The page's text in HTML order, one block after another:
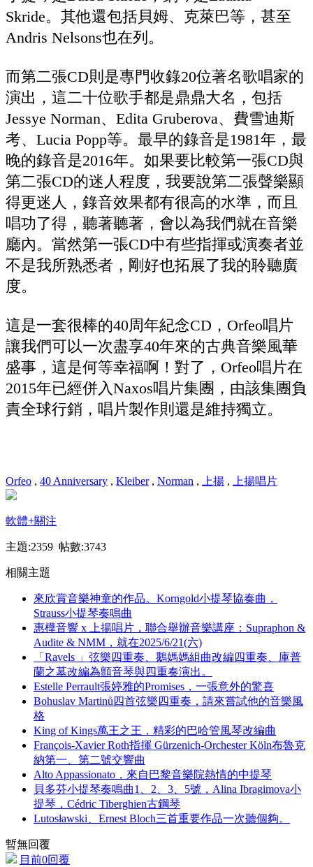
Skride。其他還包括貝姆、克萊巴等，甚至
Andris Nelsons也在列。
而第二張CD則是專門收錄20位著名歌唱家的
演出，這二十位歌手都是鼎鼎大名，包括
Jessye Norman、Edita Gruberova、費雪迪斯
考、Lucia Popp等。最早的錄音是1981年，最
晚的錄音是2016年。如果要比較第一張CD與
第二張CD的迷人程度，我要說第二張聲樂顯
得更迷人，錄音效果都有很高的水準，而且
唱功了得，聽著聽著，會以為我們就在音樂
廳內。當然第一張CD中有些指揮或演奏者並
不是我所熟悉者，剛好也拓展了我的聆聽廣
度。
這是一套很棒的40周年紀念CD，Orfeo唱片
讓我們可以一次盡享40年來的古典音樂風華
盛事，這是何等幸福啊！對了，Orfeo唱片在
2015年已經併入Naxos唱片集團，由該集團負
責全球行銷，唱片製作則還是維持獨立。
Orfeo , 40 Anniversary , Kleiber, Norman , 上揚 , 上揚唱片
軟體+關注
主題:2359 帖數:3743
相關主題
來欣賞音樂神童的作品。Korngold小提琴協奏曲，
Strauss小提琴奏鳴曲
惠樺音響 x 上揚唱片，聯合舉辦音樂講座：Supraphon &
Audite & NMM，就在2025/6/21(六)
「Ravels 」弦樂四重奏、鵝媽媽組曲改編四重奏、庫普
蘭之墓改編為顫音琴與四重奏演出。
Estelle Perrault張婷雅的Promises，一張意外的驚喜
Bohuslav Martinů四首弦樂四重奏，請來嘗試他的音樂風
格
King of Kings萬王之王，精彩的巴哈管風琴改編曲
François-Xavier Roth指揮 Gürzenich-Orchester Köln布魯克
納第一、第二號交響曲
Alto Appassionato，來自巴黎音樂院熱情的中提琴
貝多芬小提琴奏鳴曲1、2、3、5號，Alina Ibragimova小
提琴，Cédric Tiberghien古鋼琴
Lutosławski、Ernest Bloch三首重要作品一次聽個夠。
暫無回覆
目前0回覆